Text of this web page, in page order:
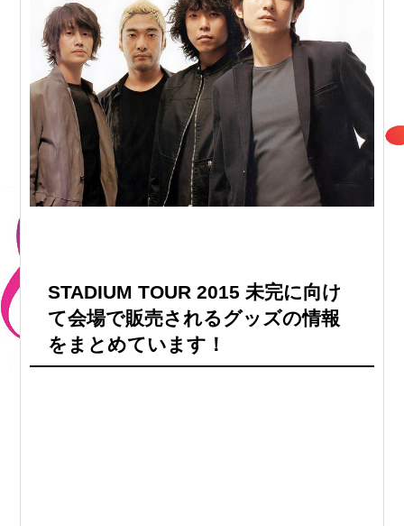
STADIUM TOUR 2015 未完に向け
て会場で販売されるグッズの情報
をまとめています！